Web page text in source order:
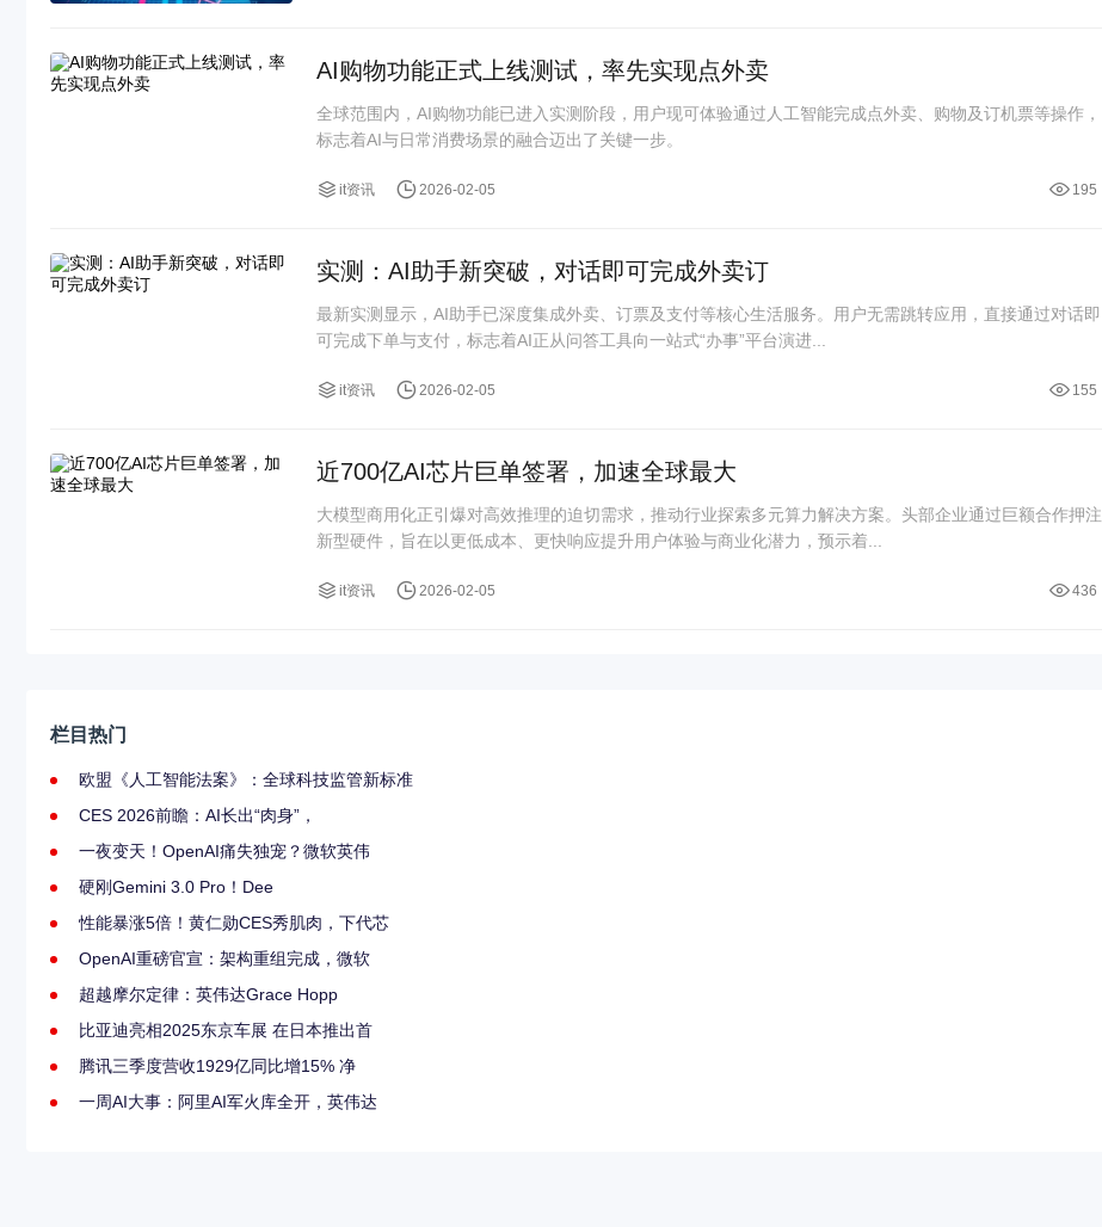
AI购物功能正式上线测试，率先实现点外卖
全球范围内，AI购物功能已进入实测阶段，用户现可体验通过人工智能完成点外卖、购物及订机票等操作，
标志着AI与日常消费场景的融合迈出了关键一步。
it资讯 2026-02-05 195
实测：AI助手新突破，对话即可完成外卖订
最新实测显示，AI助手已深度集成外卖、订票及支付等核心生活服务。用户无需跳转应用，直接通过对话即
可完成下单与支付，标志着AI正从问答工具向一站式“办事”平台演进...
it资讯 2026-02-05 155
近700亿AI芯片巨单签署，加速全球最大
大模型商用化正引爆对高效推理的迫切需求，推动行业探索多元算力解决方案。头部企业通过巨额合作押注
新型硬件，旨在以更低成本、更快响应提升用户体验与商业化潜力，预示着...
it资讯 2026-02-05 436
栏目热门
欧盟《人工智能法案》：全球科技监管新标准
CES 2026前瞻：AI长出“肉身”，
一夜变天！OpenAI痛失独宠？微软英伟
硬刚Gemini 3.0 Pro！Dee
性能暴涨5倍！黄仁勋CES秀肌肉，下代芯
OpenAI重磅官宣：架构重组完成，微软
超越摩尔定律：英伟达Grace Hopp
比亚迪亮相2025东京车展 在日本推出首
腾讯三季度营收1929亿同比增15% 净
一周AI大事：阿里AI军火库全开，英伟达